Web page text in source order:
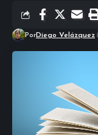
PorDiego Velázquez